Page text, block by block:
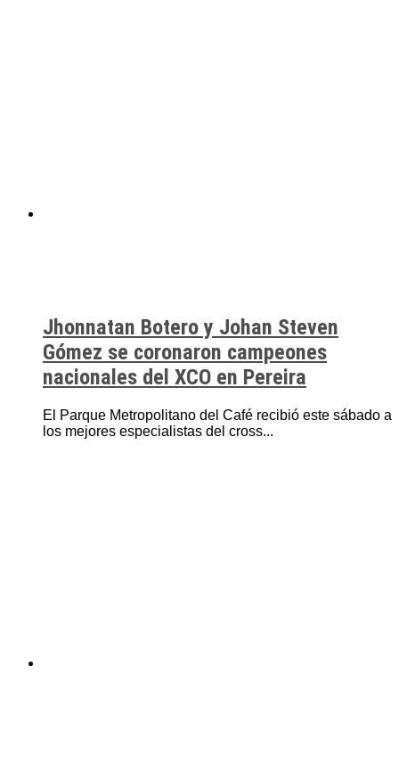
Jhonnatan Botero y Johan Steven
Gómez se coronaron campeones
nacionales del XCO en Pereira
El Parque Metropolitano del Café recibió este sábado a
los mejores especialistas del cross...